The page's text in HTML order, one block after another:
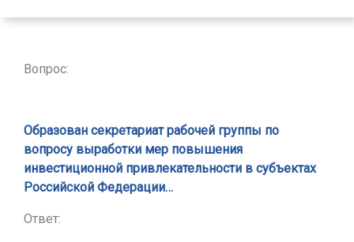
Вопрос:
Образован секретариат рабочей группы по
вопросу выработки мер повышения
инвестиционной привлекательности в субъектах
Российской Федерации…
Ответ: